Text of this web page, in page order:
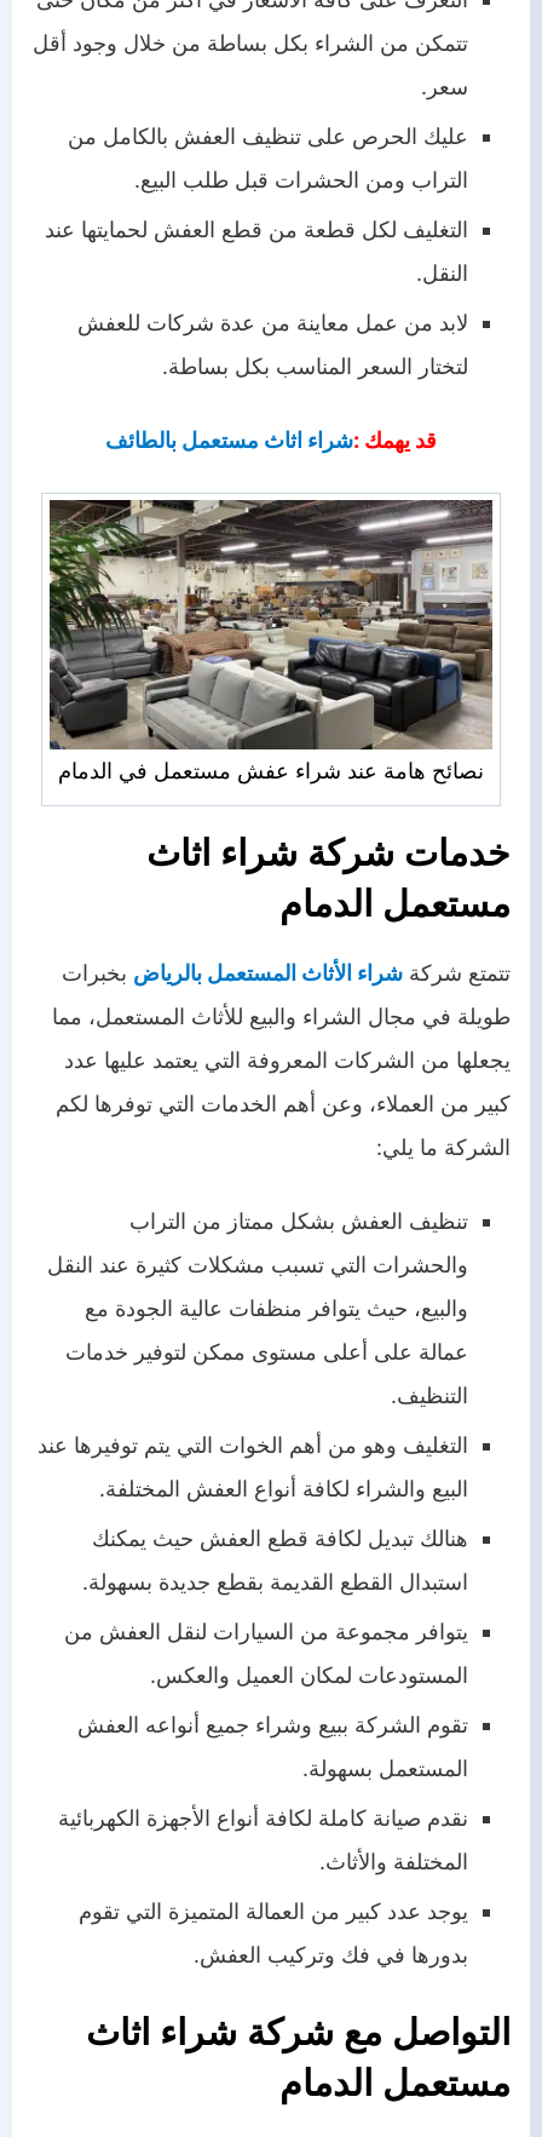
تتمكن من الشراء بكل بساطة من خلال وجود أقل
سعر.
عليك الحرص على تنظيف العفش بالكامل من
التراب ومن الحشرات قبل طلب البيع.
التغليف لكل قطعة من قطع العفش لحمايتها عند
النقل.
لابد من عمل معاينة من عدة شركات للعفش
لتختار السعر المناسب بكل بساطة.
قد يهمك :شراء اثاث مستعمل بالطائف
نصائح هامة عند شراء عفش مستعمل في الدمام
خدمات شركة شراء اثاث
مستعمل الدمام
تتمتع شركة شراء الأثاث المستعمل بالرياض بخبرات
طويلة في مجال الشراء والبيع للأثاث المستعمل، مما
يجعلها من الشركات المعروفة التي يعتمد عليها عدد
كبير من العملاء، وعن أهم الخدمات التي توفرها لكم
الشركة ما يلي:
تنظيف العفش بشكل ممتاز من التراب
والحشرات التي تسبب مشكلات كثيرة عند النقل
والبيع، حيث يتوافر منظفات عالية الجودة مع
عمالة على أعلى مستوى ممكن لتوفير خدمات
التنظيف.
التغليف وهو من أهم الخوات التي يتم توفيرها عند
البيع والشراء لكافة أنواع العفش المختلفة.
هنالك تبديل لكافة قطع العفش حيث يمكنك
استبدال القطع القديمة بقطع جديدة بسهولة.
يتوافر مجموعة من السيارات لنقل العفش من
المستودعات لمكان العميل والعكس.
تقوم الشركة ببيع وشراء جميع أنواعه العفش
المستعمل بسهولة.
نقدم صيانة كاملة لكافة أنواع الأجهزة الكهربائية
المختلفة والأثاث.
يوجد عدد كبير من العمالة المتميزة التي تقوم
بدورها في فك وتركيب العفش.
التواصل مع شركة شراء اثاث
مستعمل الدمام